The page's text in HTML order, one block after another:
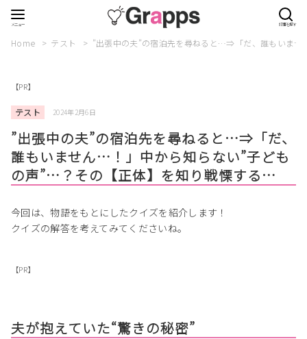
Home テスト ”出張中の夫”の宿泊先を尋ねると…⇒「だ、誰もいま
【PR】
テスト 2024年2月6日
”出張中の夫”の宿泊先を尋ねると…⇒「だ、
誰もいません…！」中から知らない”子ども
の声”…？その【正体】を知り戦慄する…
今回は、物語をもとにしたクイズを紹介します！
クイズの解答を考えてみてくださいね。
【PR】
夫が抱えていた“驚きの秘密”